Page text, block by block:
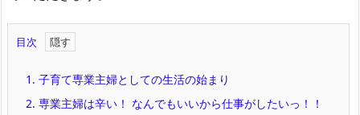
目次
1. 子育て専業主婦としての生活の始まり
2. 専業主婦は辛い！ なんでもいいから仕事がしたいっ！！